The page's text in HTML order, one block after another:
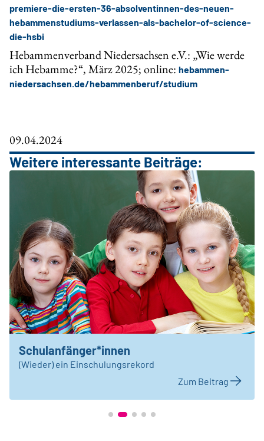
premiere-die-ersten-36-absolventinnen-des-neuen-
hebammenstudiums-verlassen-als-bachelor-of-science-
die-hsbi
Hebammenverband Niedersachsen e.V.: „Wie werde
ich Hebamme?“, März 2025; online: hebammen-
niedersachsen.de/hebammenberuf/studium
09.04.2024
Weitere interessante Beiträge:
Schulanfänger*innen
(Wieder) ein Einschulungsrekord
Zum Beitrag